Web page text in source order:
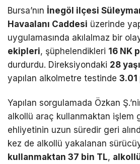
Bursa’nın İnegöl ilçesi
Havaalanı Caddesi üzerinde
uygulamasında akılalmaz bir
ekipleri, şüphelendikleri 16 NK
durdurdu. Direksiyondaki 28
yapılan alkolmetre testinde 3.01
Yapılan sorgulamada Özkan
alkollü araç kullanmaktan işlem
ehliyetinin uzun süredir geri
kez de alkollü yakalanan
kullanmaktan 37 bin TL,